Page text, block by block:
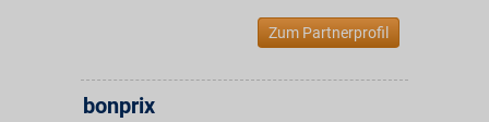
Zum Partnerprofil
bonprix